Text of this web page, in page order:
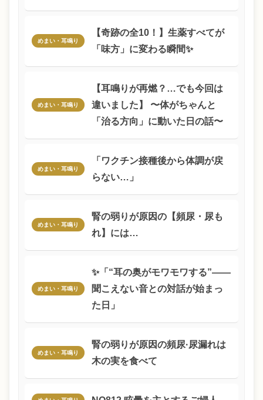
めまい・耳鳴り
【奇跡の全10！】生薬すべてが
「味方」に変わる瞬間✨
めまい・耳鳴り
【耳鳴りが再燃？…でも今回は
違いました】 〜体がちゃんと
「治る方向」に動いた日の話〜
めまい・耳鳴り
「ワクチン接種後から体調が戻
らない…」
めまい・耳鳴り
腎の弱りが原因の【頻尿・尿も
れ】には…
めまい・耳鳴り
✨「“耳の奥がモワモワする”——
聞こえない音との対話が始まっ
た日」
めまい・耳鳴り
腎の弱りが原因の頻尿·尿漏れは
木の実を食べて